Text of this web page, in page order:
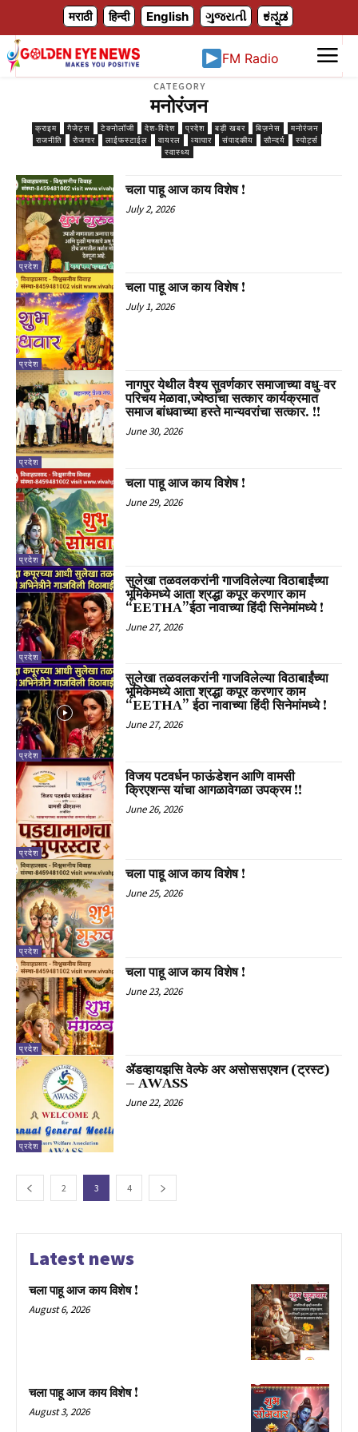
मराठी हिन्दी English ગુજરાતી ಕನ್ನಡ
FM Radio
CATEGORY
मनोरंजन
क्राइम गैजेट्स टेक्नोलॉजी देश-विदेश प्रदेश बड़ी खबर बिज़नेस
मनोरंजन
राजनीति
रोजगार लाईफस्टाईल वायरल व्यापार संपादकीय सौन्दर्य
स्पोर्ट्स
स्वास्थ्य
प्रदेश
चला पाहू आज काय विशेष !
July 2, 2026
प्रदेश
चला पाहू आज काय विशेष !
July 1, 2026
प्रदेश
नागपुर येथील वैश्य सुवर्णकार समाजाच्या वधु-वर
परिचय मेळावा,ज्येष्ठांचा सत्कार कार्यक्रमात
समाज बांधवाच्या हस्ते मान्यवरांचा सत्कार. !!
June 30, 2026
प्रदेश
चला पाहू आज काय विशेष !
June 29, 2026
प्रदेश
सुलेखा तळवलकरांनी गाजविलेल्या विठाबाईंच्या
भूमिकेमध्ये आता श्रद्धा कपूर करणार काम
“EETHA”ईठा नावाच्या हिंदी सिनेमांमध्ये !
June 27, 2026
प्रदेश
सुलेखा तळवलकरांनी गाजविलेल्या विठाबाईंच्या
भूमिकेमध्ये आता श्रद्धा कपूर करणार काम
“EETHA” ईठा नावाच्या हिंदी सिनेमांमध्ये !
June 27, 2026
प्रदेश
विजय पटवर्धन फाऊंडेशन आणि वामसी
क्रिएशन्स यांचा आगळावेगळा उपक्रम !!
June 26, 2026
प्रदेश
चला पाहू आज काय विशेष !
June 25, 2026
प्रदेश
चला पाहू आज काय विशेष !
June 23, 2026
प्रदेश
ॲडव्हायझसि वेल्फे अर असोससएशन (ट्रस्ट)
– AWASS
June 22, 2026
2 3 4
Latest news
चला पाहू आज काय विशेष !
August 6, 2026
चला पाहू आज काय विशेष !
August 3, 2026